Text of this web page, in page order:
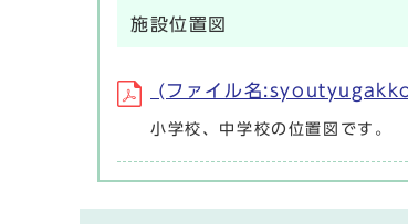
施設位置図
(ファイル名
小学校、中学校の位置図です。